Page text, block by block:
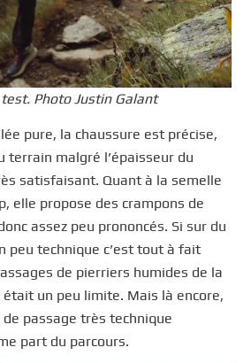
Photo Justin Galant
pure, la chaussure est précise,
terrain malgré l’épaisseur du
satisfaisant. Quant à la semelle
elle propose des crampons de
assez peu prononcés. Si sur du
peu technique c’est tout à fait
de pierriers humides de la
un peu limite. Mais là encore,
passage très technique
part du parcours.